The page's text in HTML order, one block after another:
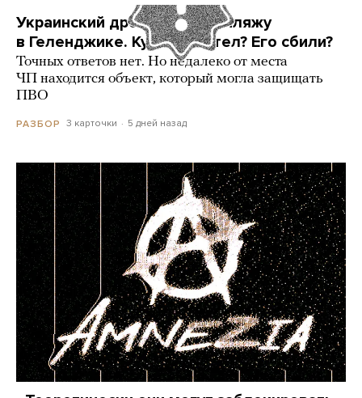
Украинский дрон попал по пляжу
в Геленджике. Куда он летел? Его сбили?
Точных ответов нет. Но недалеко от места
ЧП находится объект, который могла защищать
ПВО
РАЗБОР 3 карточки 5 дней назад